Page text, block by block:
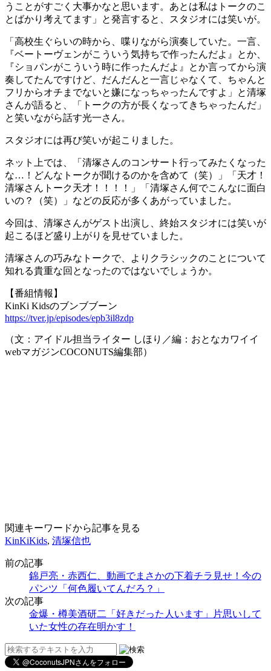
うことがすごく大事かなと思います。あとは私はトークのこ
とばかり考えてます」と発言すると、スタジオには笑いが。
「高校生ぐらいの時から、喋りながら演奏していた。一言、
『ベートーヴェンがこういう気持ちで作ったんだよ』とか、
『ショパンがこういう時に作ったんだよ』とか言ってから演
奏してたんですけど、だんだんと一言じゃなくて、ちゃんと
フリからオチまでないと嫌になっちゃったんですよ」と清塚
さんが語ると、「トークの方が長くなってきちゃったんだ」
と笑いながら話す光一さん。
スタジオには再び笑いが起こりました。
ネット上では、「清塚さんのコンサート行ってみたくなった
な…！どんなトークが聞けるのかを含めて（笑）」「天才！
清塚さんトーク天才！！！！」「清塚さん何でこんなに面白
いの？（笑）」などの反応が多くあがっていました。
今回は、清塚さんがゲスト出演し、終始スタジオには笑いが
起こるほど盛り上がりを見せていました。
清塚さんの巧みなトークで、よりクラシックのことについて
知れる貴重な回となったのではないでしょうか。
【番組情報】
KinKi Kidsのブンブブーン
https://tver.jp/episodes/epb3il8zdp
（文：アイドル担当ライター しほり／編：おとなカワイイ
webマガジンCOCONUTS編集部）
関連キーワードから記事を見る
KinKiKids, 清塚信也
前の記事
錦戸亮・赤西仁、動画でまさかの下着チラ見せ！今の
パンツ「何色履いてんだろ？」
次の記事
金爆・樽美酒研二「好きだった人います」片思いして
いた女性の存在明かす！